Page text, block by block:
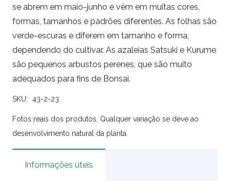
se abrem em maio-junho e vêm em muitas cores,
formas, tamanhos e padrões diferentes. As folhas são
verde-escuras e diferem em tamanho e forma,
dependendo do cultivar. As azaleias Satsuki e Kurume
são pequenos arbustos perenes, que são muito
adequados para fins de Bonsai.
SKU: 43-2-23
Fotos reais dos produtos. Qualquer variação se deve ao
desenvolvimento natural da planta.
Informações úteis